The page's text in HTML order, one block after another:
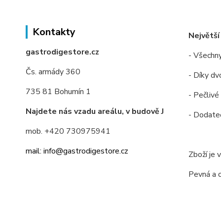
Kontakty
gastrodigestore.cz
Čs. armády 360
735 81 Bohumín 1
Najdete nás vzadu areálu, v budově J
mob. +420 730975941
mail: info@gastrodigestore.cz
-
- Díky
- Pečlivé
-
Zboží je
Pevná a